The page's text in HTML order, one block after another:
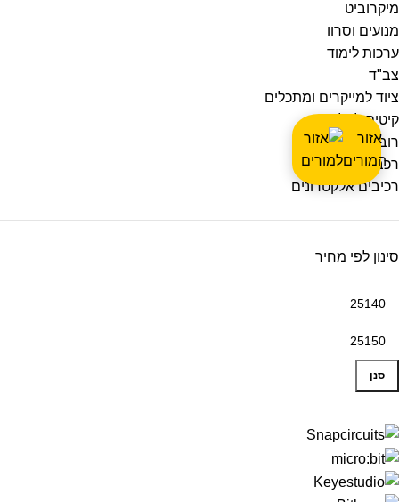
אזור
המורים
מיקרוביט
מנועים וסרוו
ערכות לימוד
צב"ד
ציוד למייקרים ומתכלים
קיטים להלחמה
רובוטים
רכבים רובוטיים
רכיבים אלקטרונים
סינון לפי מחיר
סנן